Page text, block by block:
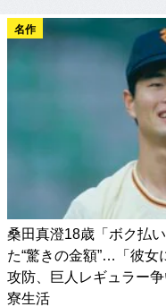
名作
桑田真澄18歳「ボク払
た“驚きの金額”…「彼女
攻防、巨人レギュラー
寮生活